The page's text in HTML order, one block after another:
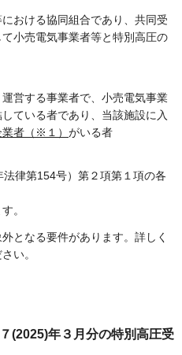
おける協同組合であり、共同受
小売電気事業者等と特別高圧の
営する事業者で、小売電気事業
ている者であり、当該施設に入
者（※１） がいる者
律第154号）第２項第１項の各
。
となる要件があります。詳しく
い。
(2025)年３月分の特別高圧受